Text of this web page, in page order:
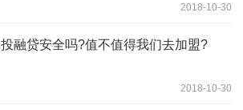
2018-10-30
投融贷安全吗?值不值得我们去加盟?
2018-10-30